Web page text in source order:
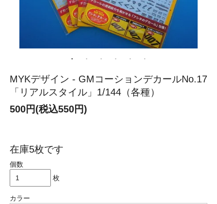
MYKデザイン - GMコーションデカールNo.17
「リアルスタイル」1/144（各種）
500円(税込550円)
在庫5枚です
個数
枚
カラー